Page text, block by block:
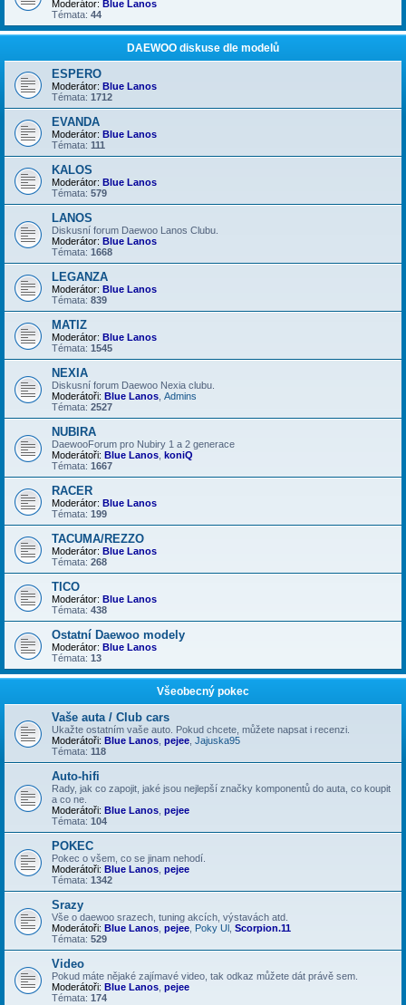
Moderátor: Blue Lanos
Témata: 44
DAEWOO diskuse dle modelů
ESPERO
Moderátor: Blue Lanos
Témata: 1712
EVANDA
Moderátor: Blue Lanos
Témata: 111
KALOS
Moderátor: Blue Lanos
Témata: 579
LANOS
Diskusní forum Daewoo Lanos Clubu.
Moderátor: Blue Lanos
Témata: 1668
LEGANZA
Moderátor: Blue Lanos
Témata: 839
MATIZ
Moderátor: Blue Lanos
Témata: 1545
NEXIA
Diskusní forum Daewoo Nexia clubu.
Moderátoři: Blue Lanos Admins
Témata: 2527
NUBIRA
DaewooForum pro Nubiry 1 a 2 generace
Moderátoři: Blue Lanos koniQ
Témata: 1667
RACER
Moderátor: Blue Lanos
Témata: 199
TACUMA/REZZO
Moderátor: Blue Lanos
Témata: 268
TICO
Moderátor: Blue Lanos
Témata: 438
Ostatní Daewoo modely
Moderátor: Blue Lanos
Témata: 13
Všeobecný pokec
Vaše auta / Club cars
Ukažte ostatním vaše auto. Pokud chcete, můžete napsat i recenzi.
Moderátoři: Blue Lanos pejee Jajuska95
Témata: 118
Auto-hifi
Rady, jak co zapojit, jaké jsou nejlepší značky komponentů do auta, co koupit
a co ne.
Moderátoři: Blue Lanos pejee
Témata: 104
POKEC
Pokec o všem, co se jinam nehodí.
Moderátoři: Blue Lanos pejee
Témata: 1342
Srazy
Vše o daewoo srazech, tuning akcích, výstavách atd.
Moderátoři: Blue Lanos pejee Poky Ul Scorpion.11
Témata: 529
Video
Pokud máte nějaké zajímavé video, tak odkaz můžete dát právě sem.
Moderátoři: Blue Lanos pejee
Témata: 174